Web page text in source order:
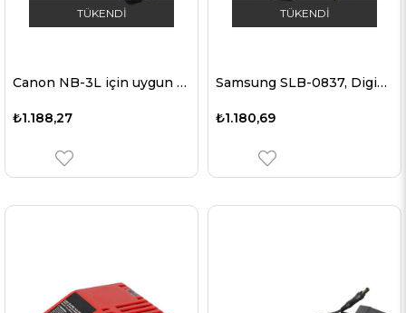
TÜKENDI
Canon NB-3L için uygun AccuCell hızlı şarj cihazı
₺1.188,27
TÜKENDI
Samsung SLB-0837, Digimax i6, L5 için uygun AccuCell şarj cihazı
₺1.180,69